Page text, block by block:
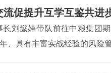
促提升互学互鉴共进
刘懿婷带队前往中粮集团
、具有丰富实战经验的风险